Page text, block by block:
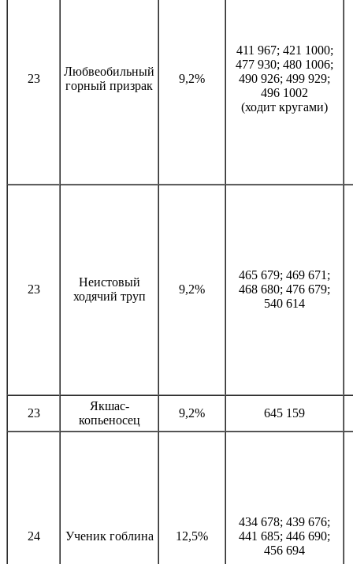
23
Любвеобильный
горный призрак
9,2%
411 967; 421 1000;
477 930; 480 1006;
490 926; 499 929;
496 1002
(ходит кругами)
23
Неистовый
ходячий труп
9,2%
465 679; 469 671;
468 680; 476 679;
540 614
23
Якшас-
копьеносец
9,2% 645 159
24 Ученик гоблина 12,5%
434 678; 439 676;
441 685; 446 690;
456 694